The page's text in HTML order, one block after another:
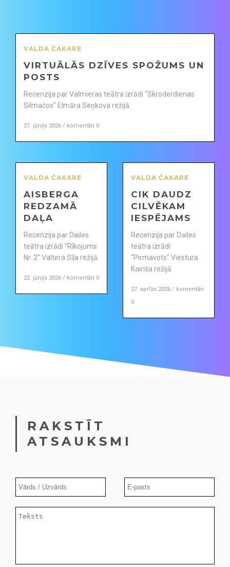
VALDA ČAKARE
VIRTUĀLĀS DZĪVES SPOŽUMS UN
POSTS
Recenzija par Valmieras teātra izrādi “Skroderdienas
Silmačos” Elmāra Seņkova režijā
27. jūnijs 2026 / komentāri 0
VALDA ČAKARE
AISBERGA
REDZAMĀ
DAĻA
Recenzija par Dailes
teātra izrādi “Rīkojums
Nr. 2” Valtera Sīļa režijā
22. jūnijs 2026 / komentāri 0
VALDA ČAKARE
CIK DAUDZ
CILVĒKAM
IESPĒJAMS
Recenzija par Dailes
teātra izrādi
“Pirmavots” Viestura
Kairiša režijā
27. aprīlis 2026 / komentāri
0
RAKSTĪT
ATSAUKSMI